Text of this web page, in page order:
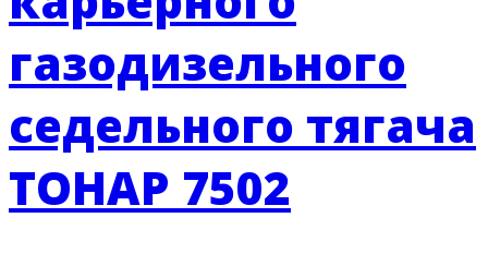
газодизельного
седельного тягача
ТОНАР 7502